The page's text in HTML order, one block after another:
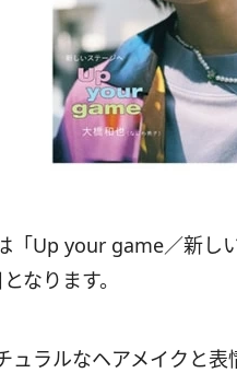
「Up your game／新し
なります。
ュラルなヘアメイクと